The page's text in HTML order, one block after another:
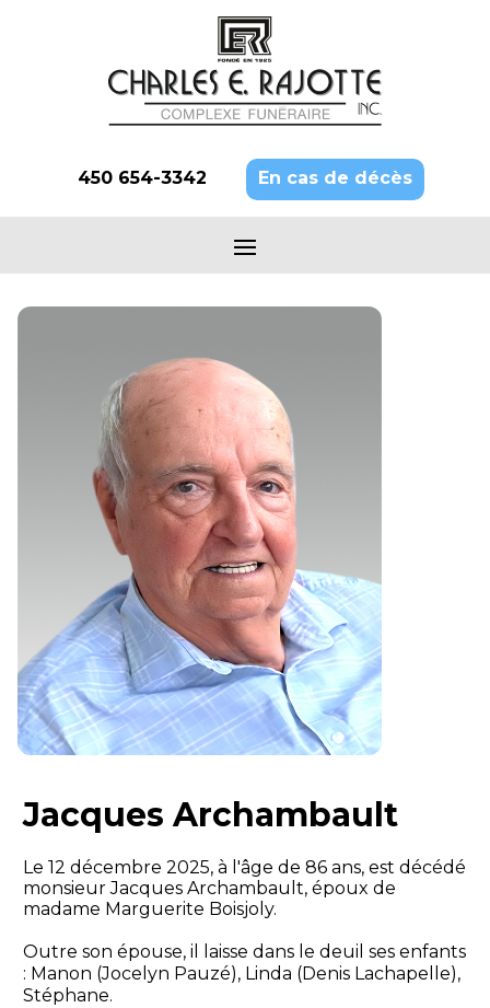
450 654-3342 En cas de décès
Jacques Archambault
Le 12 décembre 2025, à l'âge de 86 ans, est décédé
monsieur Jacques Archambault, époux de
madame Marguerite Boisjoly.
Outre son épouse, il laisse dans le deuil ses enfants
: Manon (Jocelyn Pauzé), Linda (Denis Lachapelle),
Stéphane.